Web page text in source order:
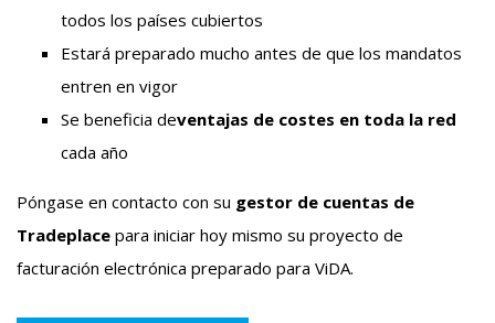
todos los países cubiertos
Estará preparado mucho antes de que los mandatos
entren en vigor
Se beneficia deventajas de costes en toda la red
cada año
Póngase en contacto con su gestor de cuentas de
Tradeplace para iniciar hoy mismo su proyecto de
facturación electrónica preparado para ViDA.